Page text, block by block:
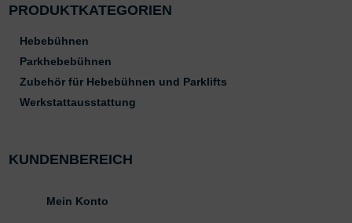
PRODUKTKATEGORIEN
Hebebühnen
Parkhebebühnen
Zubehör für Hebebühnen und Parklifts
Werkstattausstattung
KUNDENBEREICH
Mein Konto